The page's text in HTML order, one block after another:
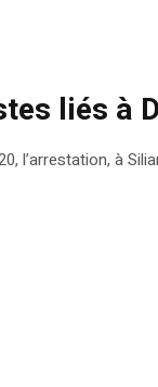
liés à
l’arrestation, à